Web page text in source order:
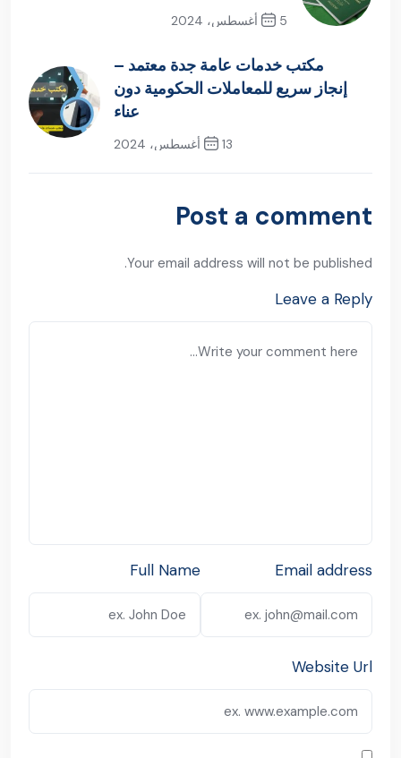
5 أغسطس، 2024
مكتب خدمات عامة جدة معتمد –
إنجاز سريع للمعاملات الحكومية دون
عناء
13 أغسطس، 2024
Next Post
Post a comment
Your email address will not be published.
Leave a Reply
Full Name Email address
Website Url